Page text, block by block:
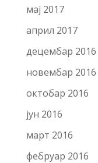
мај 2017
април 2017
децембар 2016
новембар 2016
октобар 2016
јун 2016
март 2016
фебруар 2016